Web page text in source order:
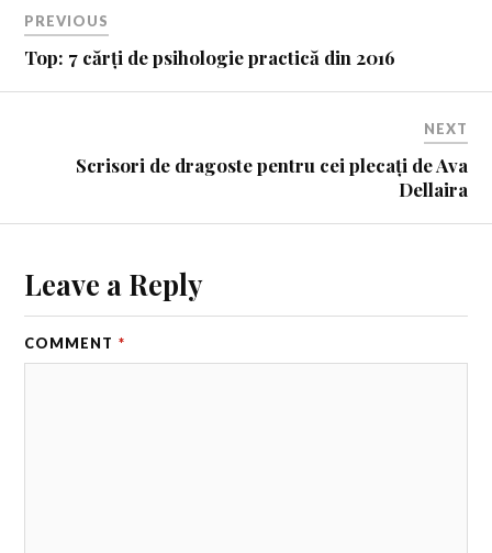
PREVIOUS
Top: 7 cărți de psihologie practică din 2016
NEXT
Scrisori de dragoste pentru cei plecați de Ava
Dellaira
Leave a Reply
COMMENT *